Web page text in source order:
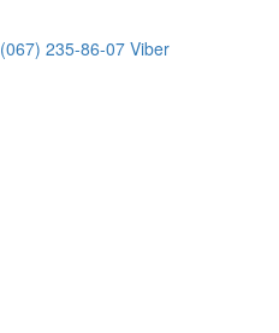
(067) 235-86-07 Viber